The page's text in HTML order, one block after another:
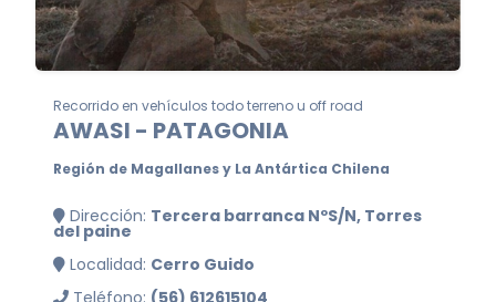
Recorrido en vehículos todo terreno u off road
AWASI - PATAGONIA
Región de Magallanes y La Antártica Chilena
Dirección: Tercera barranca NºS/N, Torres
del paine
Localidad: Cerro Guido
Teléfono: (56) 612615104